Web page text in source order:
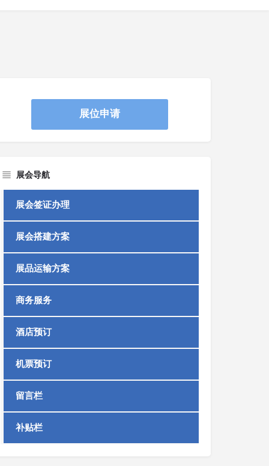
展位申请
展会导航
展会签证办理
展会搭建方案
展品运输方案
商务服务
酒店预订
机票预订
留言栏
补贴栏